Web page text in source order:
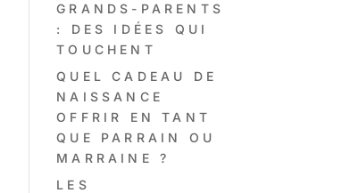
GRANDS-PARENTS
: DES IDÉES QUI
TOUCHENT
QUEL CADEAU DE
NAISSANCE
OFFRIR EN TANT
QUE PARRAIN OU
MARRAINE ?
LES